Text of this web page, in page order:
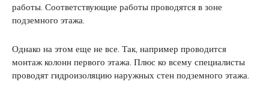
работы. Соответствующие работы проводятся в зоне
подземного этажа.
Однако на этом еще не все. Так, например проводится
монтаж колонн первого этажа. Плюс ко всему специалисты
проводят гидроизоляцию наружных стен подземного этажа.